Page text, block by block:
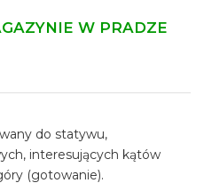
W PRADZE
do statywu,
interesujących kątów
(gotowanie).